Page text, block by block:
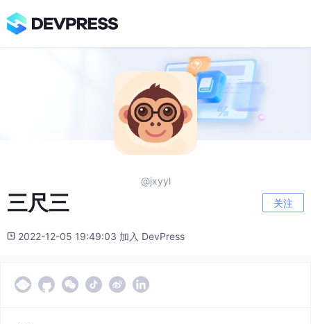
@jxyyl
三尺三 关注
2022-12-05 19:49:03 加入 DevPress